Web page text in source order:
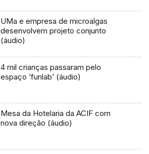
UMa e empresa de microalgas
desenvolvem projeto conjunto
(áudio)
4 mil crianças passaram pelo
espaço ‘funlab’ (áudio)
Mesa da Hotelaria da ACIF com
nova direção (áudio)